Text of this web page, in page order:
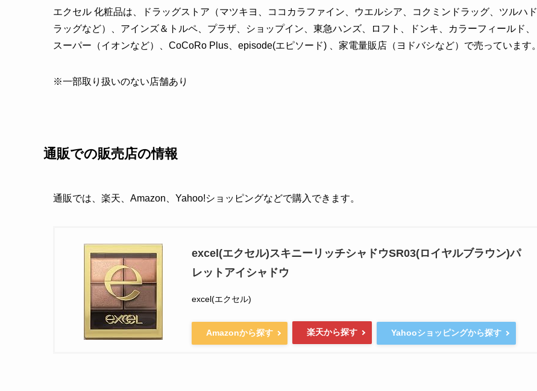
エクセル 化粧品は、ドラッグストア（マツキヨ、ココカラファイン、ウエルシア、コクミンドラッグ、ツルハド
ラッグなど）、アインズ＆トルペ、プラザ、ショップイン、東急ハンズ、ロフト、ドンキ、カラーフィールド、
スーパー（イオンなど）、CoCoRo Plus、episode(エピソード) 、家電量販店（ヨドバシなど）で売っています。
※一部取り扱いのない店舗あり
通販での販売店の情報
通販では、楽天、Amazon、Yahoo!ショッピングなどで購入できます。
excel(エクセル)スキニーリッチシャドウSR03(ロイヤルブラウン)パ
レットアイシャドウ
excel(エクセル)
Amazonから探す 楽天から探す Yahooショッピングから探す